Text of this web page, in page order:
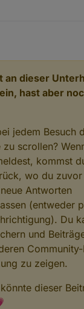
an dieser
hast aber
jedem Besuch
zu scrollen?
kommst
wo du
Antworten
(entweder
Du
und
zu zeigen.
dieser